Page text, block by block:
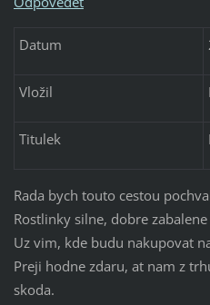
Datum
Vložil
Titulek
Rada bych touto cestou
Rostlinky silne, dobre
Uz vim, kde budu nakupovat
Preji hodne zdaru, at nam z
skoda.